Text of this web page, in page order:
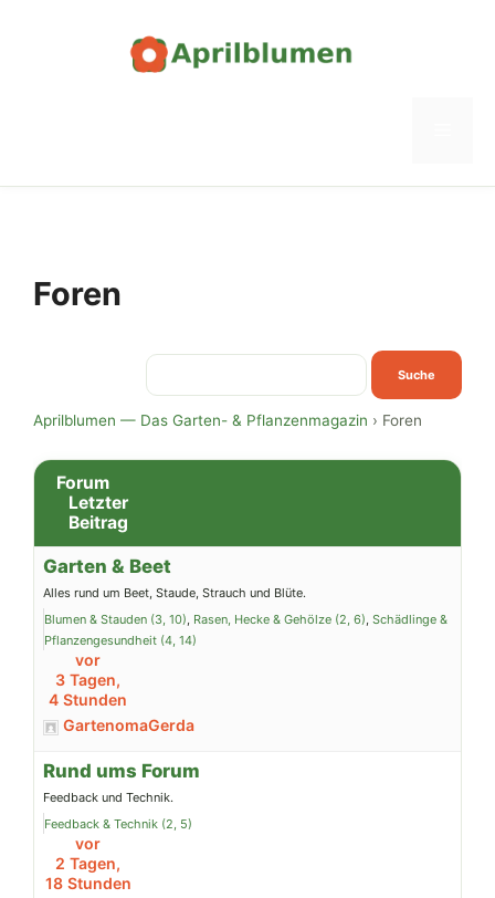
Foren
Aprilblumen — Das Garten- & Pflanzenmagazin › Foren
Forum
Letzter
Beitrag
Garten & Beet
Alles rund um Beet, Staude, Strauch und Blüte.
Blumen & Stauden (3, 10) Rasen, Hecke & Gehölze (2, 6) Schädlinge &
Pflanzengesundheit (4, 14)
vor
3 Tagen,
4 Stunden
GartenomaGerda
Rund ums Forum
Feedback und Technik.
Feedback & Technik (2, 5)
vor
2 Tagen,
18 Stunden